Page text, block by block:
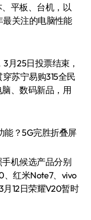
平板、台机，以
最关注的电脑性能
25日投票结束，
苏宁易购315全民
、数码新品，用
机候选产品分别
、红米Note7、vivo
月12日荣耀V20暂时